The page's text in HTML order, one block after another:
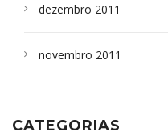
dezembro 2011
novembro 2011
CATEGORIAS